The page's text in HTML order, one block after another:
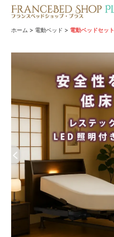
ホーム > 電動ベッド > 電動ベッドセット